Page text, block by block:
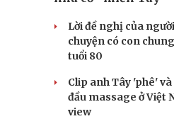
Câu
Đọc
Cửa
Lời đề nghị của
chuyện có con
tuổi 80
Clip anh Tây 'phê'
đầu massage ở Việt
view